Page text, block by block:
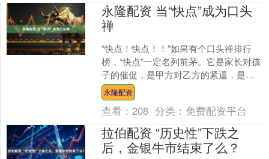
永隆配资 当“快点”成为口头
禅
“快点！快点！！”如果有个口头禅排行
榜，“快点”一定名列前茅。它是家长对孩
子的催促，是甲方对乙方的紧逼，是用
户对外卖员的期待。 现实生活里有着太
多“快点”的呼喊....
永隆配资
查看：208 分类： 免费配资平台
拉伯配资 “历史性”下跌之
后，金银牛市结束了么？